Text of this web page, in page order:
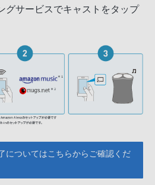
グサービスでキャストをタップ
についてはこちらからご確認くだ